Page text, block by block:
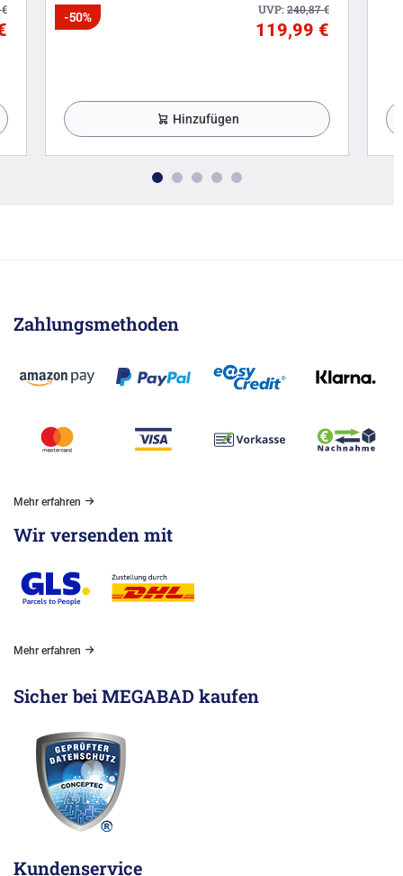
€ UVP:240,87€
-50%
119,99 €
Hinzufügen
Zahlungsmethoden
Mehr erfahren
Wir versenden mit
Mehr erfahren
Sicher bei MEGABAD kaufen
Kundenservice